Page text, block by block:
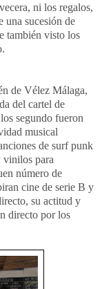
ni los regalos,
una sucesión de
también visto los
de Vélez Málaga,
del cartel de
segundo fueron
musical
de surf punk
vinilos para
número de
cine de serie B y
su actitud y
directo por los